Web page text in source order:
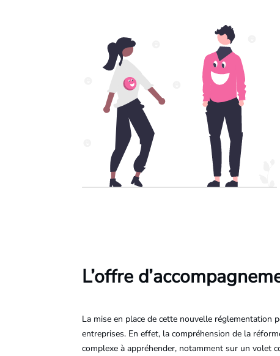
L’offre
La mise en place de cette nouvelle réglementation
entreprises. En effet, la compréhension de la
complexe à appréhender, notamment sur un volet